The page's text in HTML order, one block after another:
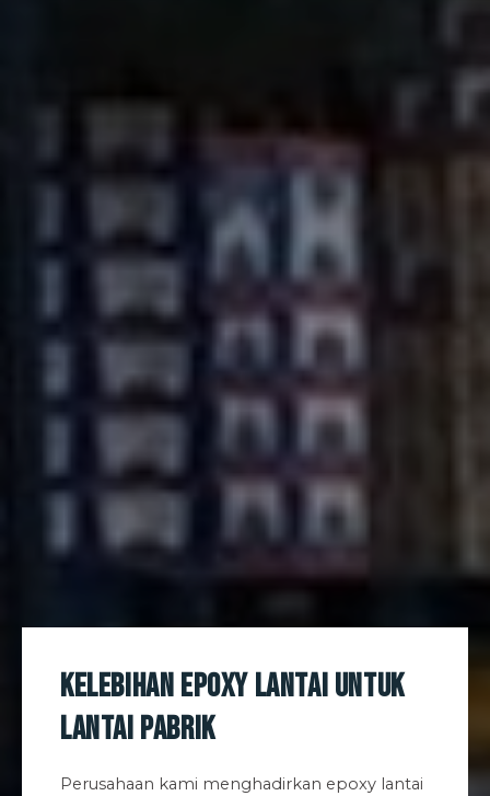
Kelebihan Epoxy Lantai untuk
Lantai Pabrik
Perusahaan kami menghadirkan epoxy lantai